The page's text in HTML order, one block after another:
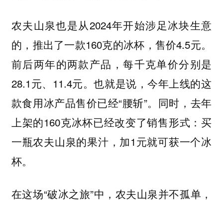
农夫山泉也是从2024年开始涉足冰块生意
的，推出了一款160克的冰杯，售价4.5元。
前后两年的两款产品，每千克单价分别是
28.1元、11.4元。也就是说，今年上线的这
款食用冰产品售价已经“腰斩”。同时，去年
上架的160克冰杯已经改变了销售形式：买
一瓶农夫山泉的果汁，加1元就可获一个冰
杯。
在这场“破冰之旅”中，农夫山泉并不孤单，